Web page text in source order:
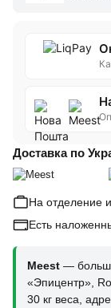
Доставка по
На отделение
Есть
Meest —
«Эпицентр»,
30 кг веса,